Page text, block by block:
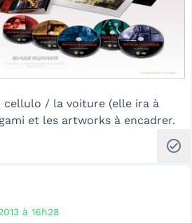
/ la voiture (elle ira à
et les artworks à encadrer.
check_circle
à 16h28